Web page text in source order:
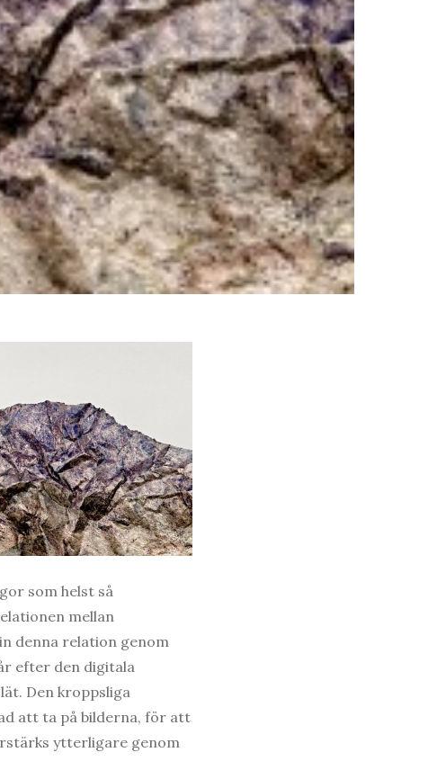
som helst så
mellan
denna relation genom
efter den digitala
Den kroppsliga
att ta på bilderna, för att
ytterligare genom